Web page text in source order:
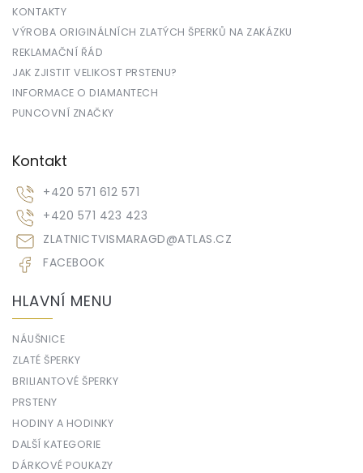
KONTAKTY
VÝROBA ORIGINÁLNÍCH ZLATÝCH ŠPERKŮ NA ZAKÁZKU
REKLAMAČNÍ ŘÁD
JAK ZJISTIT VELIKOST PRSTENU?
INFORMACE O DIAMANTECH
PUNCOVNÍ ZNAČKY
Kontakt
ZLATNICTVISMARAGD@ATLAS.CZ
+420 571 612 571
+420 571 423 423
FACEBOOK
HLAVNÍ MENU
NÁUŠNICE
ZLATÉ ŠPERKY
BRILIANTOVÉ ŠPERKY
PRSTENY
HODINY A HODINKY
DALŠÍ KATEGORIE
DÁRKOVÉ POUKAZY